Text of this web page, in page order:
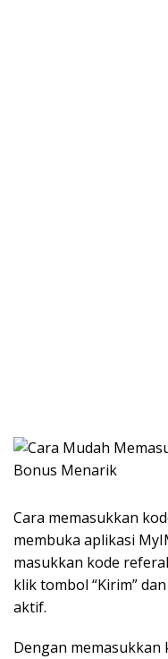
Cara memasukkan
membuka aplikasi
masukkan kode
klik tombol “Kirim”
aktif.
Dengan memasukkan